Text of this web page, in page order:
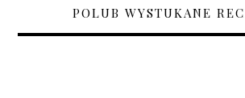
POLUB WYSTUKANE